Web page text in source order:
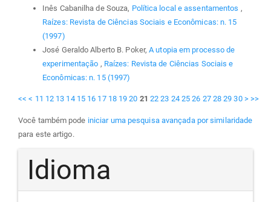
Inês Cabanilha de Souza, Política local e assentamentos ,
Raízes: Revista de Ciências Sociais e Econômicas: n. 15
(1997)
José Geraldo Alberto B. Poker,A utopia em processo de
experimentação , Raízes: Revista de Ciências Sociais e
Econômicas: n. 15 (1997)
<< < 11 12 13 14 15 16 17 18 19 20 21 22 23 24 25 26 27 28 29 30 > >>
Você também pode iniciar uma pesquisa avançada por similaridade
para este artigo.
Idioma